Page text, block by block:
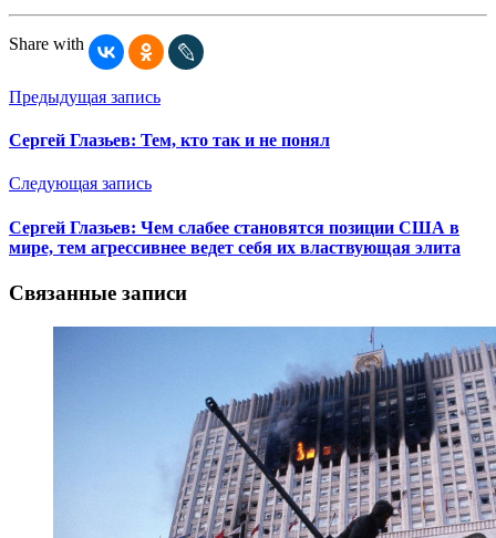
Share with
Предыдущая запись
Сергей Глазьев: Тем, кто так и не понял
Следующая запись
Сергей Глазьев: Чем слабее становятся позиции США в
мире, тем агрессивнее ведет себя их властвующая элита
Связанные записи